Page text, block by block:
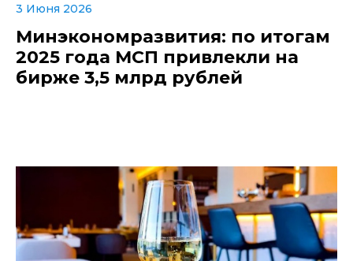
3 Июня 2026
Минэкономразвития: по итогам
2025 года МСП привлекли на
бирже 3,5 млрд рублей